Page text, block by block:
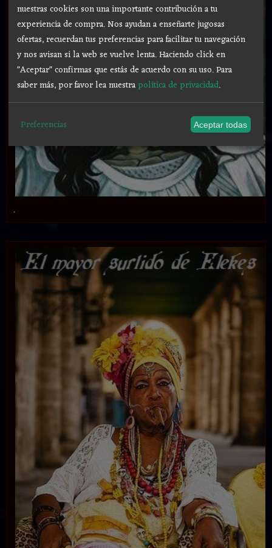
.
nuestras cookies son una importante contribución a tu
experiencia de compra. Nos ayudan a enseñarte jugosas
ofertas, recuerdan tus preferencias para facilitar tu navegación
y nos avisan si la web se vuelve lenta. Haciendo click en
"Aceptar" confirmas que estás de acuerdo con su uso.Para
saber más, por favor lea nuestrapolítica de privacidad.
Preferencias Aceptar todas